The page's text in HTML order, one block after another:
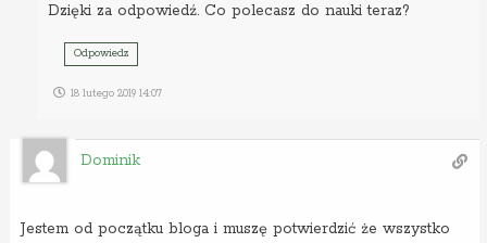
Dzięki za odpowiedź. Co polecasz do nauki teraz?
Odpowiedz
18 lutego 2019 14:07
Dominik
Jestem od początku bloga i muszę potwierdzić że wszystko